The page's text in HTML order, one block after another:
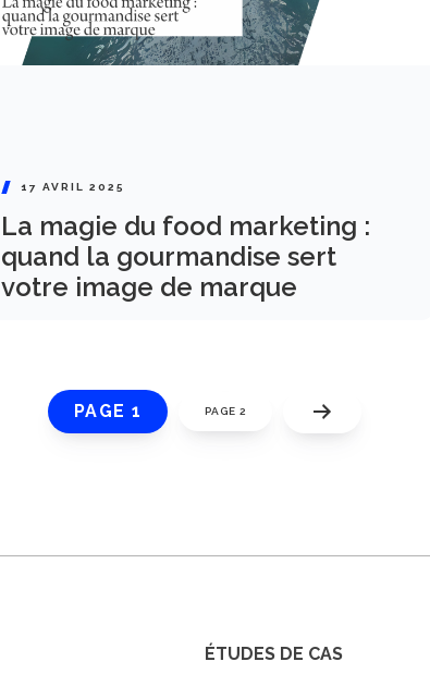
17 AVRIL 2025
La magie du food marketing :
quand la gourmandise sert
votre image de marque
PAGE 1 PAGE 2
ÉTUDES DE CAS